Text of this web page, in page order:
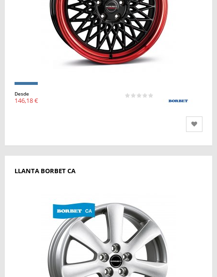
Desde
146,18 €
LLANTA BORBET CA